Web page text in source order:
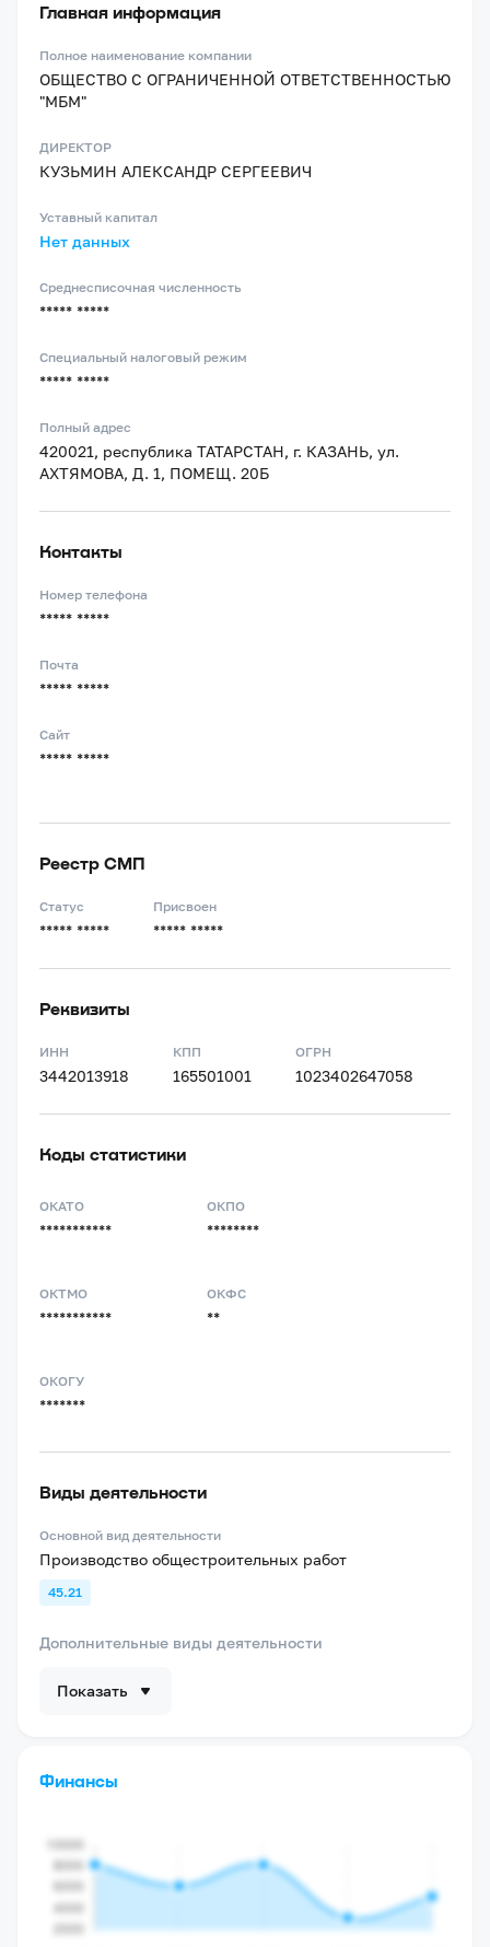
Главная информация
Полное наименование компании
ОБЩЕСТВО С ОГРАНИЧЕННОЙ ОТВЕТСТВЕННОСТЬЮ
"МБМ"
ДИРЕКТОР
КУЗЬМИН АЛЕКСАНДР СЕРГЕЕВИЧ
Уставный капитал
Нет данных
Среднесписочная численность
***** *****
Специальный налоговый режим
***** *****
Полный адрес
420021, республика ТАТАРСТАН, г. КАЗАНЬ, ул.
АХТЯМОВА, Д. 1, ПОМЕЩ. 20Б
Контакты
Номер телефона
***** *****
Почта
***** *****
Сайт
***** *****
Реестр СМП
Статус
***** *****
Присвоен
***** *****
Реквизиты
ИНН
3442013918
КПП
165501001
ОГРН
1023402647058
Коды статистики
ОКАТО
***********
ОКПО
********
ОКТМО
***********
ОКФС
**
ОКОГУ
*******
Виды деятельности
Основной вид деятельности
Производство общестроительных работ
45.21
Дополнительные виды деятельности
Показать
Финансы